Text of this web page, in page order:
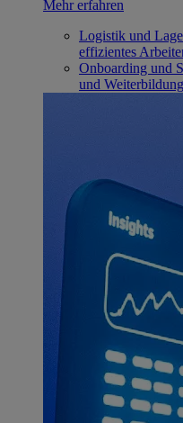
Mehr erfahren
Logistik und
effizientes
Onboarding und
und Weiterbildung